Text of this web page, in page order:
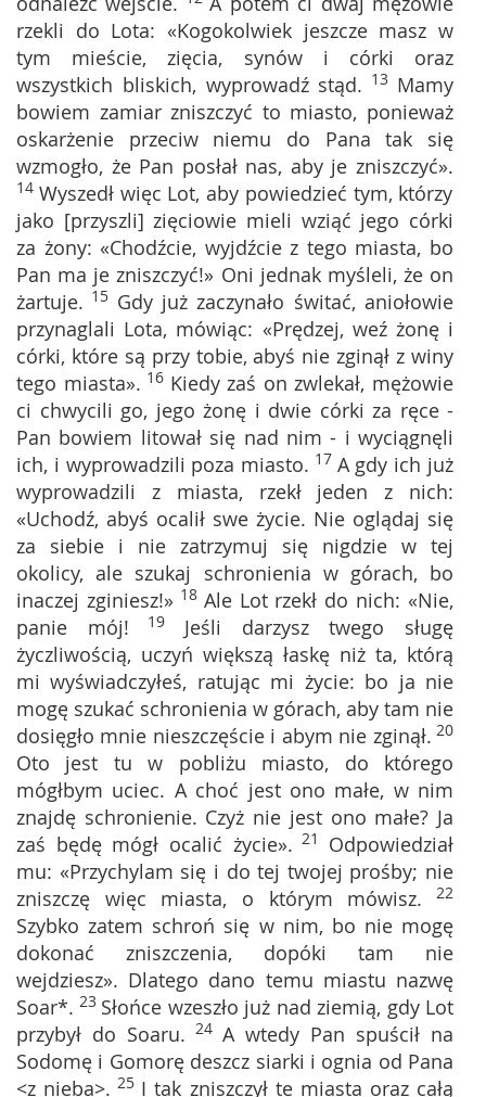
rzekli do Lota: «Kogokolwiek jeszcze masz w
tym mieście, zięcia, synów i córki oraz
wszystkich bliskich, wyprowadź stąd. 13 Mamy
bowiem zamiar zniszczyć to miasto, ponieważ
oskarżenie przeciw niemu do Pana tak się
wzmogło, że Pan posłał nas, aby je zniszczyć».
14 Wyszedł więc Lot, aby powiedzieć tym, którzy
jako [przyszli] zięciowie mieli wziąć jego córki
za żony: «Chodźcie, wyjdźcie z tego miasta, bo
Pan ma je zniszczyć!» Oni jednak myśleli, że on
żartuje. 15 Gdy już zaczynało świtać, aniołowie
przynaglali Lota, mówiąc: «Prędzej, weź żonę i
córki, które są przy tobie, abyś nie zginął z winy
tego miasta». 16 Kiedy zaś on zwlekał, mężowie
ci chwycili go, jego żonę i dwie córki za ręce -
Pan bowiem litował się nad nim - i wyciągnęli
ich, i wyprowadzili poza miasto. 17 A gdy ich już
wyprowadzili z miasta, rzekł jeden z nich:
«Uchodź, abyś ocalił swe życie. Nie oglądaj się
za siebie i nie zatrzymuj się nigdzie w tej
okolicy, ale szukaj schronienia w górach, bo
inaczej zginiesz!» 18 Ale Lot rzekł do nich: «Nie,
panie mój! 19 Jeśli darzysz twego sługę
życzliwością, uczyń większą łaskę niż ta, którą
mi wyświadczyłeś, ratując mi życie: bo ja nie
mogę szukać schronienia w górach, aby tam nie
dosięgło mnie nieszczęście i abym nie zginął. 20
Oto jest tu w pobliżu miasto, do którego
mógłbym uciec. A choć jest ono małe, w nim
znajdę schronienie. Czyż nie jest ono małe? Ja
zaś będę mógł ocalić życie». 21 Odpowiedział
mu: «Przychylam się i do tej twojej prośby; nie
zniszczę więc miasta, o którym mówisz. 22
Szybko zatem schroń się w nim, bo nie mogę
dokonać zniszczenia, dopóki tam nie
wejdziesz». Dlatego dano temu miastu nazwę
Soar*. 23 Słońce wzeszło już nad ziemią, gdy Lot
przybył do Soaru. 24 A wtedy Pan spuścił na
Sodomę i Gomorę deszcz siarki i ognia od Pana
<z nieba>. 25 I tak zniszczył te miasta oraz całą